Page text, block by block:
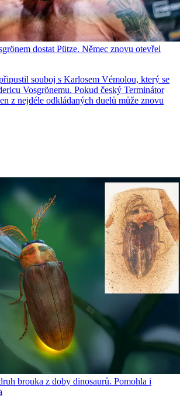
dostat Pütze. Němec znovu otevřel
souboj s Karlosem Vémolou, který se
Vosgrönemu. Pokud český Terminátor
z nejdéle odkládaných duelů může znovu
brouka z doby dinosaurů. Pomohla i